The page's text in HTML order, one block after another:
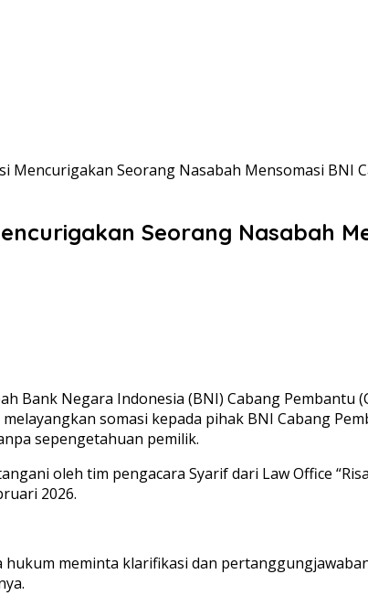
Mencurigakan Seorang Nasabah Mensomasi BNI
Seorang Nasabah
Bank Negara Indonesia (BNI) Cabang Pembantu
somasi kepada pihak BNI Cabang
sepengetahuan pemilik.
oleh tim pengacara Syarif dari Law Office
2026.
meminta klarifikasi dan